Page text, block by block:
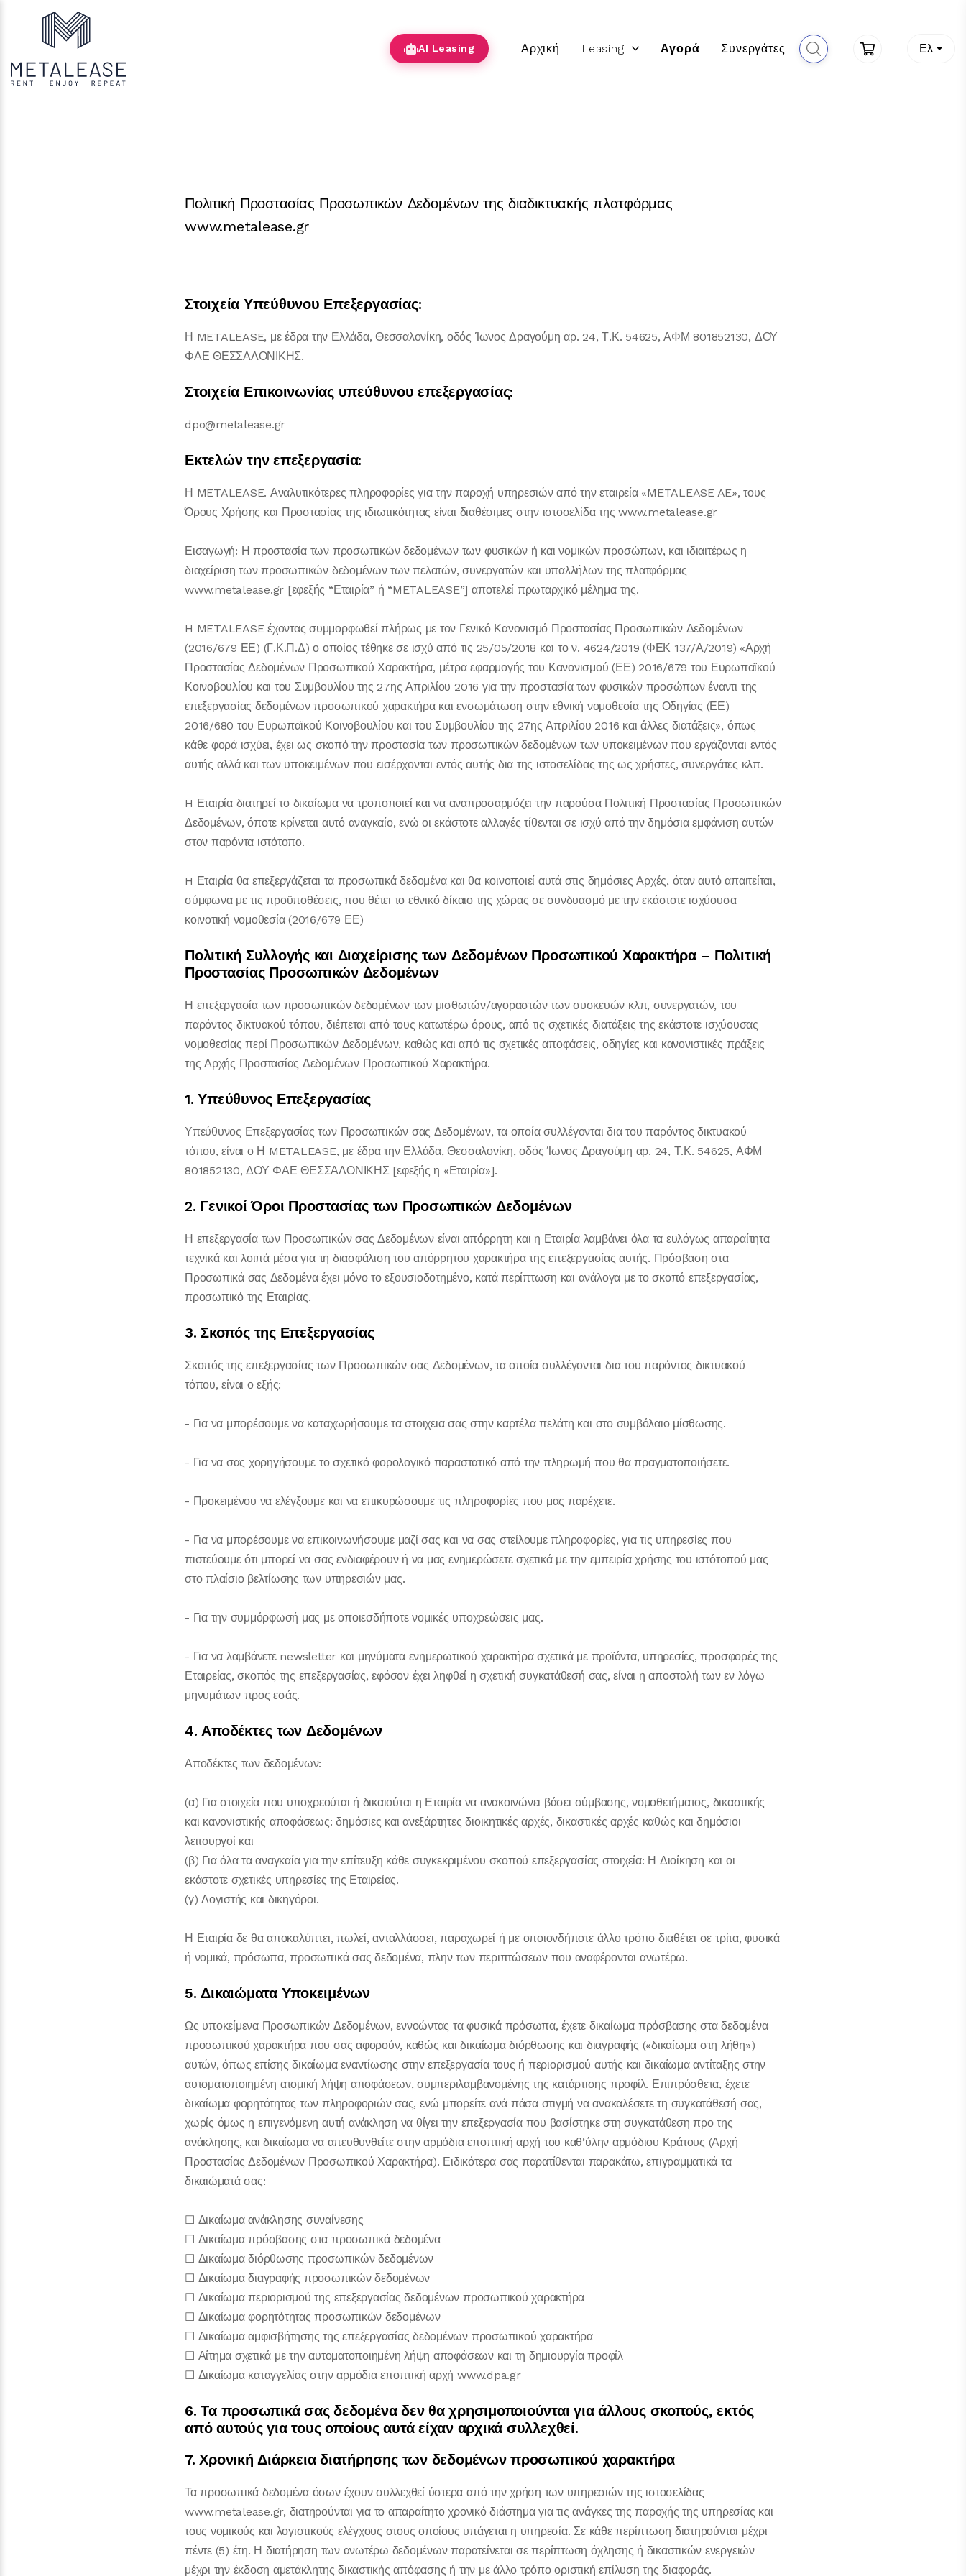
AI Leasing Αρχική Leasing Αγορά Συνεργάτες Ελ
Πολιτική Προστασίας Προσωπικών Δεδομένων της διαδικτυακής πλατφόρμας
www.metalease.gr
Στοιχεία Υπεύθυνου Επεξεργασίας:
Η METALEASE, με έδρα την Ελλάδα, Θεσσαλονίκη, οδός Ίωνος Δραγούμη αρ. 24, Τ.Κ. 54625, ΑΦΜ 801852130, ΔΟΥ
ΦΑΕ ΘΕΣΣΑΛΟΝΙΚΗΣ.
Στοιχεία Επικοινωνίας υπεύθυνου επεξεργασίας:
dpo@metalease.gr
Εκτελών την επεξεργασία:
Η METALEASE. Αναλυτικότερες πληροφορίες για την παροχή υπηρεσιών από την εταιρεία «METALEASE AE», τους
Όρους Χρήσης και Προστασίας της ιδιωτικότητας είναι διαθέσιμες στην ιστοσελίδα της www.metalease.gr
Εισαγωγή: Η προστασία των προσωπικών δεδομένων των φυσικών ή και νομικών προσώπων, και ιδιαιτέρως η
διαχείριση των προσωπικών δεδομένων των πελατών, συνεργατών και υπαλλήλων της πλατφόρμας
www.metalease.gr [εφεξής “Εταιρία” ή “METALEASE”] αποτελεί πρωταρχικό μέλημα της.
H METALEASE έχοντας συμμορφωθεί πλήρως με τον Γενικό Κανονισμό Προστασίας Προσωπικών Δεδομένων
(2016/679 ΕΕ) (Γ.Κ.Π.Δ) ο οποίος τέθηκε σε ισχύ από τις 25/05/2018 και το ν. 4624/2019 (ΦΕΚ 137/Α/2019) «Αρχή
Προστασίας Δεδομένων Προσωπικού Χαρακτήρα, μέτρα εφαρμογής του Κανονισμού (ΕΕ) 2016/679 του Ευρωπαϊκού
Κοινοβουλίου και του Συμβουλίου της 27ης Απριλίου 2016 για την προστασία των φυσικών προσώπων έναντι της
επεξεργασίας δεδομένων προσωπικού χαρακτήρα και ενσωμάτωση στην εθνική νομοθεσία της Οδηγίας (ΕΕ)
2016/680 του Ευρωπαϊκού Κοινοβουλίου και του Συμβουλίου της 27ης Απριλίου 2016 και άλλες διατάξεις», όπως
κάθε φορά ισχύει, έχει ως σκοπό την προστασία των προσωπικών δεδομένων των υποκειμένων που εργάζονται εντός
αυτής αλλά και των υποκειμένων που εισέρχονται εντός αυτής δια της ιστοσελίδας της ως χρήστες, συνεργάτες κλπ.
H Εταιρία διατηρεί το δικαίωμα να τροποποιεί και να αναπροσαρμόζει την παρούσα Πολιτική Προστασίας Προσωπικών
Δεδομένων, όποτε κρίνεται αυτό αναγκαίο, ενώ οι εκάστοτε αλλαγές τίθενται σε ισχύ από την δημόσια εμφάνιση αυτών
στον παρόντα ιστότοπο.
H Εταιρία θα επεξεργάζεται τα προσωπικά δεδομένα και θα κοινοποιεί αυτά στις δημόσιες Αρχές, όταν αυτό απαιτείται,
σύμφωνα με τις προϋποθέσεις, που θέτει το εθνικό δίκαιο της χώρας σε συνδυασμό με την εκάστοτε ισχύουσα
κοινοτική νομοθεσία (2016/679 ΕΕ)
Πολιτική Συλλογής και Διαχείρισης των Δεδομένων Προσωπικού Χαρακτήρα – Πολιτική
Προστασίας Προσωπικών Δεδομένων
Η επεξεργασία των προσωπικών δεδομένων των μισθωτών/αγοραστών των συσκευών κλπ, συνεργατών, του
παρόντος δικτυακού τόπου, διέπεται από τους κατωτέρω όρους, από τις σχετικές διατάξεις της εκάστοτε ισχύουσας
νομοθεσίας περί Προσωπικών Δεδομένων, καθώς και από τις σχετικές αποφάσεις, οδηγίες και κανονιστικές πράξεις
της Αρχής Προστασίας Δεδομένων Προσωπικού Χαρακτήρα.
1. Υπεύθυνος Επεξεργασίας
Υπεύθυνος Επεξεργασίας των Προσωπικών σας Δεδομένων, τα οποία συλλέγονται δια του παρόντος δικτυακού
τόπου, είναι ο Η METALEASE, με έδρα την Ελλάδα, Θεσσαλονίκη, οδός Ίωνος Δραγούμη αρ. 24, Τ.Κ. 54625, ΑΦΜ
801852130, ΔΟΥ ΦΑΕ ΘΕΣΣΑΛΟΝΙΚΗΣ [εφεξής η «Εταιρία»].
2. Γενικοί Όροι Προστασίας των Προσωπικών Δεδομένων
Η επεξεργασία των Προσωπικών σας Δεδομένων είναι απόρρητη και η Εταιρία λαμβάνει όλα τα ευλόγως απαραίτητα
τεχνικά και λοιπά μέσα για τη διασφάλιση του απόρρητου χαρακτήρα της επεξεργασίας αυτής. Πρόσβαση στα
Προσωπικά σας Δεδομένα έχει μόνο το εξουσιοδοτημένο, κατά περίπτωση και ανάλογα με το σκοπό επεξεργασίας,
προσωπικό της Εταιρίας.
3. Σκοπός της Επεξεργασίας
Σκοπός της επεξεργασίας των Προσωπικών σας Δεδομένων, τα οποία συλλέγονται δια του παρόντος δικτυακού
τόπου, είναι ο εξής:
- Για να μπορέσουμε να καταχωρήσουμε τα στοιχεια σας στην καρτέλα πελάτη και στο συμβόλαιο μίσθωσης.
- Για να σας χορηγήσουμε το σχετικό φορολογικό παραστατικό από την πληρωμή που θα πραγματοποιήσετε.
- Προκειμένου να ελέγξουμε και να επικυρώσουμε τις πληροφορίες που μας παρέχετε.
- Για να μπορέσουμε να επικοινωνήσουμε μαζί σας και να σας στείλουμε πληροφορίες, για τις υπηρεσίες που
πιστεύουμε ότι μπορεί να σας ενδιαφέρουν ή να μας ενημερώσετε σχετικά με την εμπειρία χρήσης του ιστότοπού μας
στο πλαίσιο βελτίωσης των υπηρεσιών μας.
- Για την συμμόρφωσή μας με οποιεσδήποτε νομικές υποχρεώσεις μας.
- Για να λαμβάνετε newsletter και μηνύματα ενημερωτικού χαρακτήρα σχετικά με προϊόντα, υπηρεσίες, προσφορές της
Εταιρείας, σκοπός της επεξεργασίας, εφόσον έχει ληφθεί η σχετική συγκατάθεσή σας, είναι η αποστολή των εν λόγω
μηνυμάτων προς εσάς.
4. Αποδέκτες των Δεδομένων
Αποδέκτες των δεδομένων:
(α) Για στοιχεία που υποχρεούται ή δικαιούται η Εταιρία να ανακοινώνει βάσει σύμβασης, νομοθετήματος, δικαστικής
και κανονιστικής αποφάσεως: δημόσιες και ανεξάρτητες διοικητικές αρχές, δικαστικές αρχές καθώς και δημόσιοι
λειτουργοί και
(β) Για όλα τα αναγκαία για την επίτευξη κάθε συγκεκριμένου σκοπού επεξεργασίας στοιχεία: Η Διοίκηση και οι
εκάστοτε σχετικές υπηρεσίες της Εταιρείας.
(γ) Λογιστής και δικηγόροι.
Η Εταιρία δε θα αποκαλύπτει, πωλεί, ανταλλάσσει, παραχωρεί ή με οποιονδήποτε άλλο τρόπο διαθέτει σε τρίτα, φυσικά
ή νομικά, πρόσωπα, προσωπικά σας δεδομένα, πλην των περιπτώσεων που αναφέρονται ανωτέρω.
5. Δικαιώματα Υποκειμένων
Ως υποκείμενα Προσωπικών Δεδομένων, εννοώντας τα φυσικά πρόσωπα, έχετε δικαίωμα πρόσβασης στα δεδομένα
προσωπικού χαρακτήρα που σας αφορούν, καθώς και δικαίωμα διόρθωσης και διαγραφής («δικαίωμα στη λήθη»)
αυτών, όπως επίσης δικαίωμα εναντίωσης στην επεξεργασία τους ή περιορισμού αυτής και δικαίωμα αντίταξης στην
αυτοματοποιημένη ατομική λήψη αποφάσεων, συμπεριλαμβανομένης της κατάρτισης προφίλ. Επιπρόσθετα, έχετε
δικαίωμα φορητότητας των πληροφοριών σας, ενώ μπορείτε ανά πάσα στιγμή να ανακαλέσετε τη συγκατάθεσή σας,
χωρίς όμως η επιγενόμενη αυτή ανάκληση να θίγει την επεξεργασία που βασίστηκε στη συγκατάθεση προ της
ανάκλησης, και δικαίωμα να απευθυνθείτε στην αρμόδια εποπτική αρχή του καθ’ύλην αρμόδιου Κράτους (Αρχή
Προστασίας Δεδομένων Προσωπικού Χαρακτήρα). Ειδικότερα σας παρατίθενται παρακάτω, επιγραμματικά τα
δικαιώματά σας:
☐ Δικαίωμα ανάκλησης συναίνεσης
☐ Δικαίωμα πρόσβασης στα προσωπικά δεδομένα
☐ Δικαίωμα διόρθωσης προσωπικών δεδομένων
☐ Δικαίωμα διαγραφής προσωπικών δεδομένων
☐ Δικαίωμα περιορισμού της επεξεργασίας δεδομένων προσωπικού χαρακτήρα
☐ Δικαίωμα φορητότητας προσωπικών δεδομένων
☐ Δικαίωμα αμφισβήτησης της επεξεργασίας δεδομένων προσωπικού χαρακτήρα
☐ Αίτημα σχετικά με την αυτοματοποιημένη λήψη αποφάσεων και τη δημιουργία προφίλ
☐ Δικαίωμα καταγγελίας στην αρμόδια εποπτική αρχή www.dpa.gr
6. Τα προσωπικά σας δεδομένα δεν θα χρησιμοποιούνται για άλλους σκοπούς, εκτός
από αυτούς για τους οποίους αυτά είχαν αρχικά συλλεχθεί.
7. Χρονική Διάρκεια διατήρησης των δεδομένων προσωπικού χαρακτήρα
Τα προσωπικά δεδομένα όσων έχουν συλλεχθεί ύστερα από την χρήση των υπηρεσιών της ιστοσελίδας
www.metalease.gr, διατηρούνται για το απαραίτητο χρονικό διάστημα για τις ανάγκες της παροχής της υπηρεσίας και
τους νομικούς και λογιστικούς ελέγχους στους οποίους υπάγεται η υπηρεσία. Σε κάθε περίπτωση διατηρούνται μέχρι
πέντε (5) έτη. Η διατήρηση των ανωτέρω δεδομένων παρατείνεται σε περίπτωση όχλησης ή δικαστικών ενεργειών
μέχρι την έκδοση αμετάκλητης δικαστικής απόφασης ή την με άλλο τρόπο οριστική επίλυση της διαφοράς.